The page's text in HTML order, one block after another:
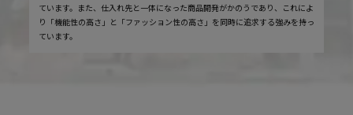
ています。また、仕入れ先と一体になった商品開発がかのうであり、これによ
り「機能性の高さ」と「ファッション性の高さ」を同時に追求する強みを持っ
ています。